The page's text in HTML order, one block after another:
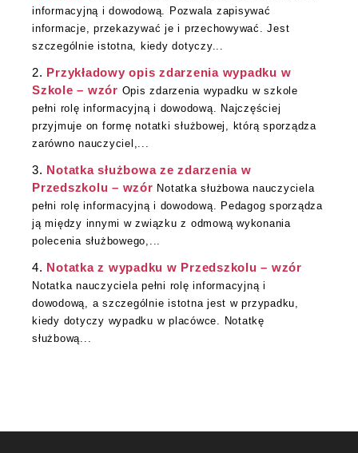
informacyjną i dowodową. Pozwala zapisywać
informacje, przekazywać je i przechowywać. Jest
szczególnie istotna, kiedy dotyczy...
Przykładowy opis zdarzenia wypadku w
Szkole – wzór Opis zdarzenia wypadku w szkole
pełni rolę informacyjną i dowodową. Najczęściej
przyjmuje on formę notatki służbowej, którą sporządza
zarówno nauczyciel,...
Notatka służbowa ze zdarzenia w
Przedszkolu – wzór Notatka służbowa nauczyciela
pełni rolę informacyjną i dowodową. Pedagog sporządza
ją między innymi w związku z odmową wykonania
polecenia służbowego,...
Notatka z wypadku w Przedszkolu – wzór
Notatka nauczyciela pełni rolę informacyjną i
dowodową, a szczególnie istotna jest w przypadku,
kiedy dotyczy wypadku w placówce. Notatkę
służbową...